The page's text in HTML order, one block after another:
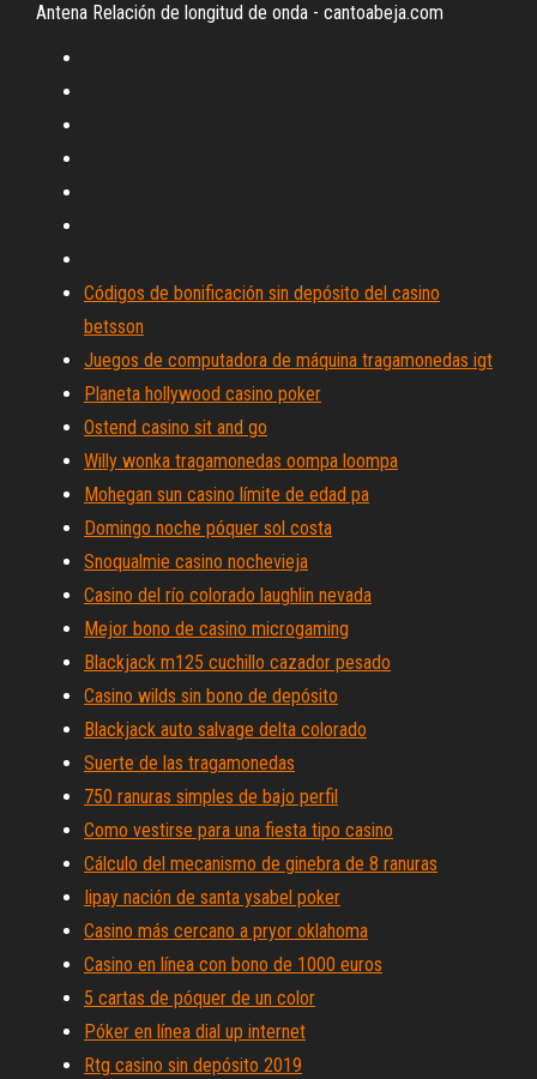
Antena Relación de longitud de onda - cantoabeja.com
Códigos de bonificación sin depósito del casino
betsson
Juegos de computadora de máquina tragamonedas igt
Planeta hollywood casino poker
Ostend casino sit and go
Willy wonka tragamonedas oompa loompa
Mohegan sun casino límite de edad pa
Domingo noche póquer sol costa
Snoqualmie casino nochevieja
Casino del río colorado laughlin nevada
Mejor bono de casino microgaming
Blackjack m125 cuchillo cazador pesado
Casino wilds sin bono de depósito
Blackjack auto salvage delta colorado
Suerte de las tragamonedas
750 ranuras simples de bajo perfil
Como vestirse para una fiesta tipo casino
Cálculo del mecanismo de ginebra de 8 ranuras
Iipay nación de santa ysabel poker
Casino más cercano a pryor oklahoma
Casino en línea con bono de 1000 euros
5 cartas de póquer de un color
Póker en línea dial up internet
Rtg casino sin depósito 2019